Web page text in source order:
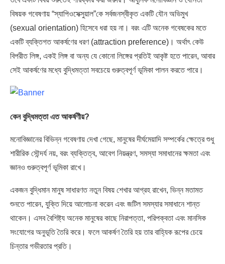
বিষয়ক গবেষণায় “স্যাপিওসেক্সুয়াল”কে সর্বজনস্বীকৃত একটি যৌন অভিমুখ
(sexual orientation) হিসেবে ধরা হয় না। বরং এটি অনেক গবেষকের মতে
একটি ব্যক্তিগত আকর্ষণের ধরণ (attraction preference)। অর্থাৎ কেউ
বিপরীত লিঙ্গ, একই লিঙ্গ বা অন্য যে কোনো লিঙ্গের প্রতিই আকৃষ্ট হতে পারেন, আবার
সেই আকর্ষণের মধ্যে বুদ্ধিমত্তা সবচেয়ে গুরুত্বপূর্ণ ভূমিকা পালন করতে পারে।
কেন বুদ্ধিমত্তা এত আকর্ষণীয়?
মনোবিজ্ঞানের বিভিন্ন গবেষণায় দেখা গেছে, মানুষের দীর্ঘমেয়াদি সম্পর্কের ক্ষেত্রে শুধু
শারীরিক সৌন্দর্য নয়, বরং ব্যক্তিত্ব, আবেগ নিয়ন্ত্রণ, সমস্যা সমাধানের ক্ষমতা এবং
জ্ঞানও গুরুত্বপূর্ণ ভূমিকা রাখে।
একজন বুদ্ধিমান মানুষ সাধারণত নতুন বিষয় শেখার আগ্রহ রাখেন, ভিন্ন মতামত
শুনতে পারেন, যুক্তি দিয়ে আলোচনা করেন এবং জটিল সমস্যার সমাধানে শান্ত
থাকেন। এসব বৈশিষ্ট্য অনেক মানুষের কাছে নিরাপত্তা, পরিপক্বতা এবং মানসিক
সংযোগের অনুভূতি তৈরি করে। ফলে আকর্ষণ তৈরি হয় তার বাহ্যিক রূপের চেয়ে
চিন্তার গভীরতার প্রতি।